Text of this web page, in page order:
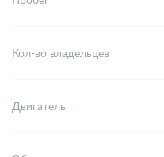
Кол-во владельцев
Двигатель